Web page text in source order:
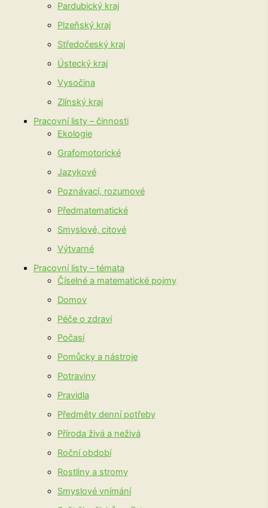
Pardubický kraj
Plzeňský kraj
Středočeský kraj
Ústecký kraj
Vysočina
Zlínský kraj
Pracovní listy – činnosti
Ekologie
Grafomotorické
Jazykové
Poznávací, rozumové
Předmatematické
Smyslové, citové
Výtvarné
Pracovní listy – témata
Číselné a matematické pojmy
Domov
Péče o zdraví
Počasí
Pomůcky a nástroje
Potraviny
Pravidla
Předměty denní potřeby
Příroda živá a neživá
Roční období
Rostliny a stromy
Smyslové vnímání